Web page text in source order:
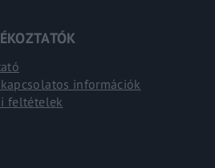
információk
feltételek